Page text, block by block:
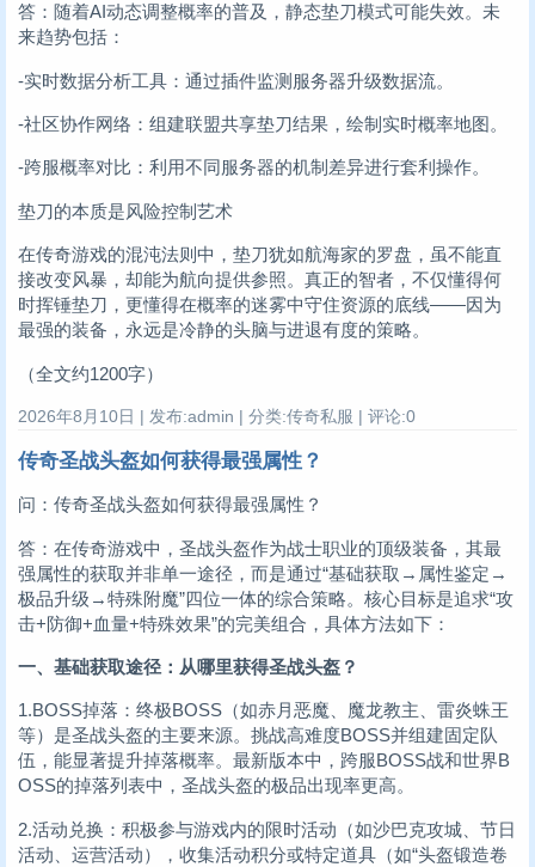
答：随着AI动态调整概率的普及，静态垫刀模式可能失效。未
来趋势包括：
-实时数据分析工具：通过插件监测服务器升级数据流。
-社区协作网络：组建联盟共享垫刀结果，绘制实时概率地图。
-跨服概率对比：利用不同服务器的机制差异进行套利操作。
垫刀的本质是风险控制艺术
在传奇游戏的混沌法则中，垫刀犹如航海家的罗盘，虽不能直
接改变风暴，却能为航向提供参照。真正的智者，不仅懂得何
时挥锤垫刀，更懂得在概率的迷雾中守住资源的底线——因为
最强的装备，永远是冷静的头脑与进退有度的策略。
（全文约1200字）
2026年8月10日 | 发布:admin | 分类:传奇私服 | 评论:0
传奇圣战头盔如何获得最强属性？
问：传奇圣战头盔如何获得最强属性？
答：在传奇游戏中，圣战头盔作为战士职业的顶级装备，其最
强属性的获取并非单一途径，而是通过“基础获取→属性鉴定→
极品升级→特殊附魔”四位一体的综合策略。核心目标是追求“攻
击+防御+血量+特殊效果”的完美组合，具体方法如下：
一、基础获取途径：从哪里获得圣战头盔？
1.BOSS掉落：终极BOSS（如赤月恶魔、魔龙教主、雷炎蛛王
等）是圣战头盔的主要来源。挑战高难度BOSS并组建固定队
伍，能显著提升掉落概率。最新版本中，跨服BOSS战和世界B
OSS的掉落列表中，圣战头盔的极品出现率更高。
2.活动兑换：积极参与游戏内的限时活动（如沙巴克攻城、节日
活动、运营活动），收集活动积分或特定道具（如“头盔锻造卷